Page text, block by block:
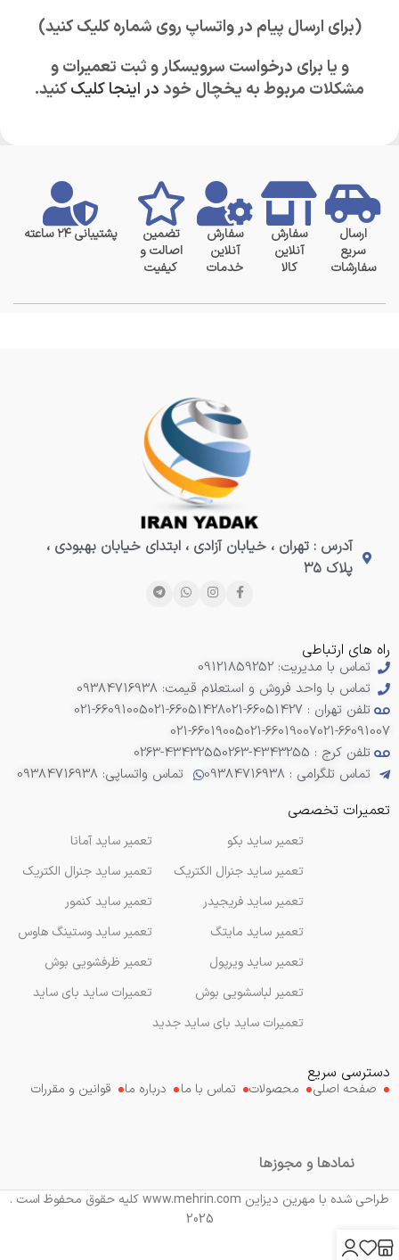
(برای ارسال پیام در واتساپ روی شماره کلیک کنید)
و یا برای درخواست سرویسکار و ثبت تعمیرات و
مشکلات مربوط به یخچال خوددر اینجا کلیککنید.
ارسال
سریع
سفارشات
سفارش
آنلاین
کالا
سفارش
آنلاین
خدمات
تضمین
اصالت و
کیفیت
پشتیبانی ۲۴ ساعته
آدرس : تهران ، خیابان آزادی ، ابتدای خیابان بهبودی ،
پلاک ۳۵
راه های ارتباطی
تماس با مدیریت: 09121859252
تماس با واحد فروش و استعلام قیمت: 09384716938
تلفن تهران : 66051427-021
021-66051428
021-66091005
021-66091007
021-66019007
021-66019005
تلفن کرج : 4343255-0263
0263-4343255
تماس تلگرامی : 09384716938
تماس واتساپی: 09384716938
تعمیرات تخصصی
تعمیر ساید آمانا
تعمیر ساید جنرال الکتریک
تعمیر ساید کنمور
تعمیر ساید وستینگ هاوس
تعمیر ظرفشویی بوش
تعمیرات ساید بای ساید
تعمیر ساید بکو
تعمیر ساید جنرال الکتریک
تعمیر ساید فریجیدر
تعمیر ساید مایتگ
تعمیر ساید ویرپول
تعمیر لباسشویی بوش
تعمیرات ساید بای ساید جدید
دسترسی سریع
صفحه اصلی محصولات تماس با ما درباره ما قوانین و مقررات
نمادها و مجوزها
طراحی شده با مهرین دیزاین www.mehrin.com کلیه حقوق محفوظ است .
2025